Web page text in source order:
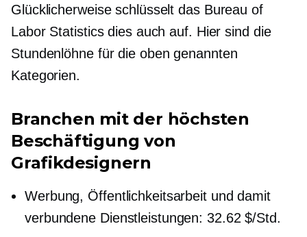
Glücklicherweise schlüsselt das Bureau of
Labor Statistics dies auch auf. Hier sind die
Stundenlöhne für die oben genannten
Kategorien.
Branchen mit der höchsten
Beschäftigung von
Grafikdesignern
Werbung, Öffentlichkeitsarbeit und damit
verbundene Dienstleistungen: 32.62 $/Std.